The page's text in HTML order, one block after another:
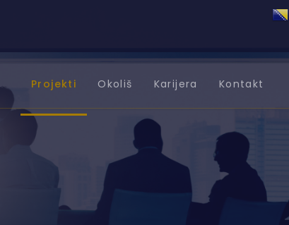
Projekti Okoliš Karijera Kontakt